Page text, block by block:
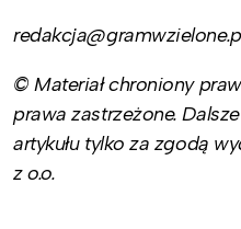
© Materiał chroniony
prawa zastrzeżone.
artykułu tylko za zgodą
z o.o.